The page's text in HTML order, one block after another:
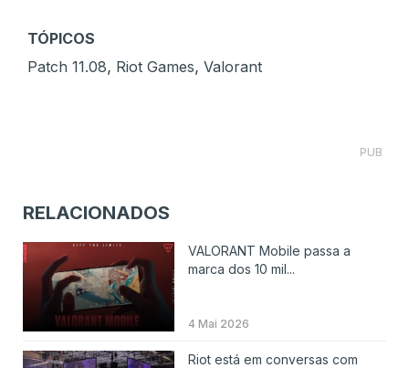
TÓPICOS
Patch 11.08, Riot Games, Valorant
PUB
RELACIONADOS
VALORANT Mobile passa a
marca dos 10 mil...
4 Mai 2026
Riot está em conversas com